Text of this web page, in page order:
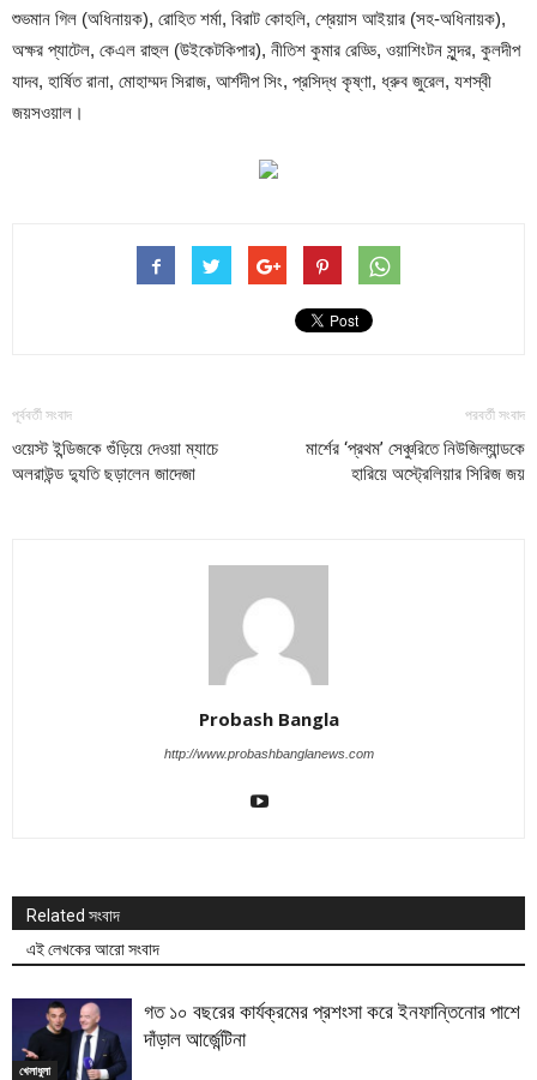
শুভমান গিল (অধিনায়ক), রোহিত শর্মা, বিরাট কোহলি, শ্রেয়াস আইয়ার (সহ-অধিনায়ক),
অক্ষর প্যাটেল, কেএল রাহুল (উইকেটকিপার), নীতিশ কুমার রেড্ডি, ওয়াশিংটন সুন্দর, কুলদীপ
যাদব, হার্ষিত রানা, মোহাম্মদ সিরাজ, আর্শদীপ সিং, প্রসিদ্ধ কৃষ্ণা, ধ্রুব জুরেল, যশস্বী
জয়সওয়াল।
পূর্ববর্তী সংবাদ
ওয়েস্ট ইন্ডিজকে গুঁড়িয়ে দেওয়া ম্যাচে
অলরাউন্ড দ্যুতি ছড়ালেন জাদেজা
পরবর্তী সংবাদ
মার্শের ‘প্রথম’ সেঞ্চুরিতে নিউজিল্যান্ডকে
হারিয়ে অস্ট্রেলিয়ার সিরিজ জয়
Probash Bangla
http://www.probashbanglanews.com
Related সংবাদ
এই লেখকের আরো সংবাদ
খেলাধুলা
গত ১০ বছরের কার্যক্রমের প্রশংসা করে ইনফান্তিনোর পাশে
দাঁড়াল আর্জেন্টিনা